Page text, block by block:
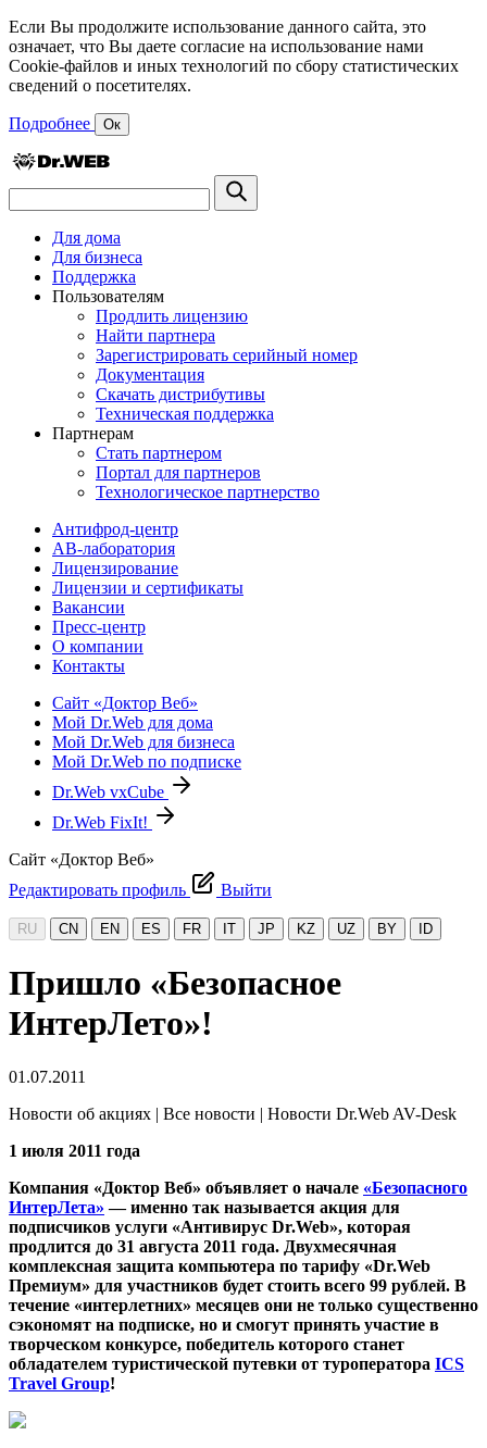
Если Вы продолжите использование данного сайта, это
означает, что Вы даете согласие на использование нами
Cookie-файлов и иных технологий по сбору статистических
сведений о посетителях.
Подробнее Ок
Для дома
Для бизнеса
Поддержка
Пользователям
Продлить лицензию
Найти партнера
Зарегистрировать серийный номер
Документация
Скачать дистрибутивы
Техническая поддержка
Партнерам
Стать партнером
Портал для партнеров
Технологическое партнерство
Антифрод-центр
АВ-лаборатория
Лицензирование
Лицензии и сертификаты
Вакансии
Пресс-центр
О компании
Контакты
Сайт «Доктор Веб»
Мой Dr.Web для дома
Мой Dr.Web для бизнеса
Мой Dr.Web по подписке
Dr.Web vxCube
Dr.Web FixIt!
Сайт «Доктор Веб»
Редактировать профиль
Выйти
RU CN EN ES FR IT JP KZ UZ BY ID
Пришло «Безопасное
ИнтерЛето»!
01.07.2011
Новости об акциях | Все новости | Новости Dr.Web AV-Desk
1 июля 2011 года
Компания «Доктор Веб» объявляет о начале «Безопасного
ИнтерЛета» — именно так называется акция для
подписчиков услуги «Антивирус Dr.Web», которая
продлится до 31 августа 2011 года. Двухмесячная
комплексная защита компьютера по тарифу «Dr.Web
Премиум» для участников будет стоить всего 99 рублей. В
течение «интерлетних» месяцев они не только существенно
сэкономят на подписке, но и смогут принять участие в
творческом конкурсе, победитель которого станет
обладателем туристической путевки от туроператора ICS
Travel Group!